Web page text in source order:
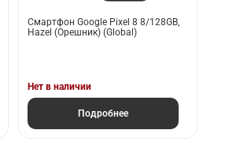
Смартфон Google Pixel 8 8/128GB,
Hazel (Орешник) (Global)
Нет в наличии
Подробнее